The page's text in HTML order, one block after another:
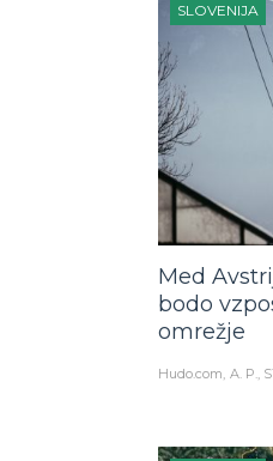
SLOVENIJA
Med
bodo
omrežje
Hudo.com A. P.,